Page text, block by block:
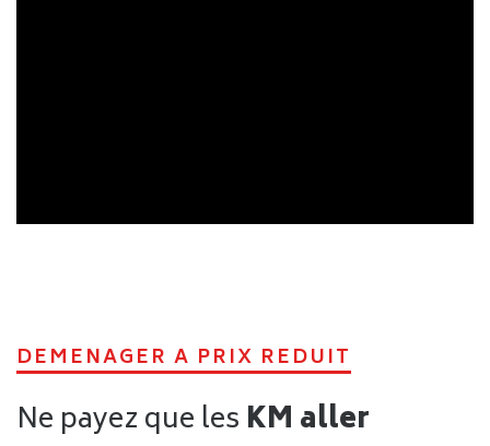
DEMENAGER A PRIX REDUIT
Ne payez que les KM aller